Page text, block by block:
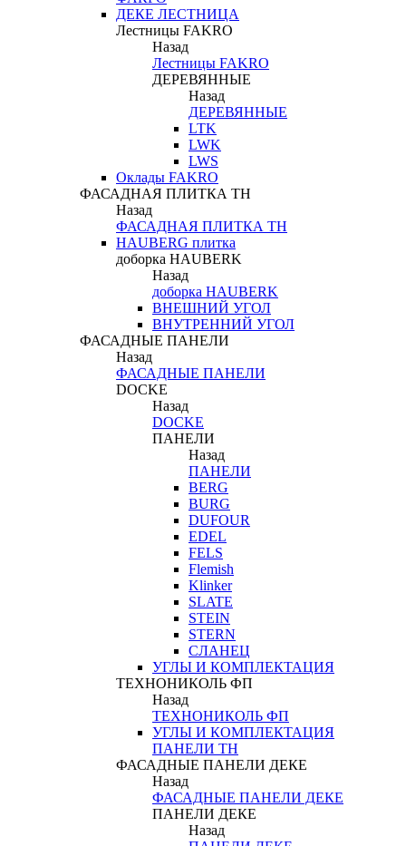
ДЕКЕ ЛЕСТНИЦА
Лестницы FAKRO
Назад
Лестницы FAKRO
ДЕРЕВЯННЫЕ
Назад
ДЕРЕВЯННЫЕ
LTK
LWK
LWS
Оклады FAKRO
ФАСАДНАЯ ПЛИТКА ТН
Назад
ФАСАДНАЯ ПЛИТКА ТН
HAUBERG плитка
доборка HAUBERK
Назад
доборка HAUBERK
ВНЕШНИЙ УГОЛ
ВНУТРЕННИЙ УГОЛ
ФАСАДНЫЕ ПАНЕЛИ
Назад
ФАСАДНЫЕ ПАНЕЛИ
DOCKE
Назад
DOCKE
ПАНЕЛИ
Назад
ПАНЕЛИ
BERG
BURG
DUFOUR
EDEL
FELS
Flemish
Klinker
SLATE
STEIN
STERN
СЛАНЕЦ
УГЛЫ И КОМПЛЕКТАЦИЯ
ТЕХНОНИКОЛЬ ФП
Назад
ТЕХНОНИКОЛЬ ФП
УГЛЫ И КОМПЛЕКТАЦИЯ
ПАНЕЛИ ТН
ФАСАДНЫЕ ПАНЕЛИ ДЕКЕ
Назад
ФАСАДНЫЕ ПАНЕЛИ ДЕКЕ
ПАНЕЛИ ДЕКЕ
Назад